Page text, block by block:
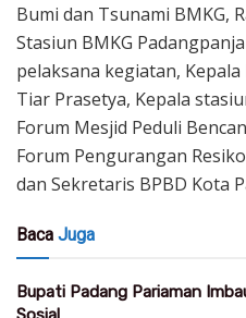
Bumi dan Tsunami BMKG,
Stasiun BMKG
pelaksana kegiatan,
Tiar Prasetya, Kepala
Forum Mesjid Peduli
Forum Pengurangan
dan Sekretaris BPBD Kota
Baca Juga
Bupati Padang Pariaman